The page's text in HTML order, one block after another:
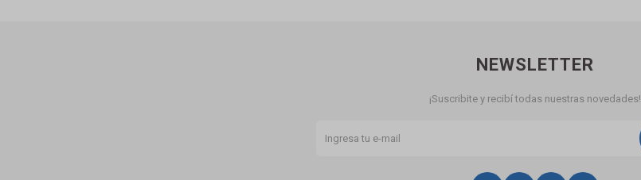
NEWSLETTER
¡Suscribite y recibí todas nuestras novedades!